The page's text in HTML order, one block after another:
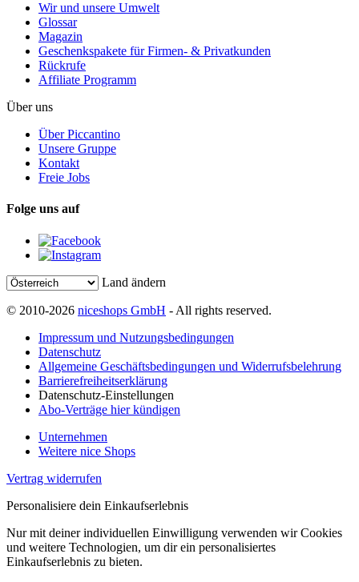
Wir und unsere Umwelt
Glossar
Magazin
Geschenkspakete für Firmen- & Privatkunden
Rückrufe
Affiliate Programm
Über uns
Über Piccantino
Unsere Gruppe
Kontakt
Freie Jobs
Folge uns auf
Land ändern
© 2010-2026 niceshops GmbH - All rights reserved.
Impressum und Nutzungsbedingungen
Datenschutz
Allgemeine Geschäftsbedingungen und Widerrufsbelehrung
Barrierefreiheitserklärung
Datenschutz-Einstellungen
Abo-Verträge hier kündigen
Unternehmen
Weitere nice Shops
Vertrag widerrufen
Personalisiere dein Einkaufserlebnis
Nur mit deiner individuellen Einwilligung verwenden wir Cookies
und weitere Technologien, um dir ein personalisiertes
Einkaufserlebnis zu bieten.